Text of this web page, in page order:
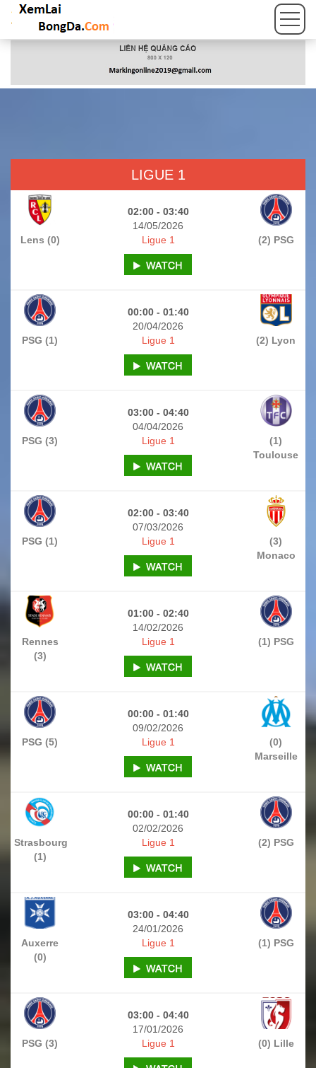
LIGUE 1
02:00 - 03:40
14/05/2026
Lens (0)
(2) PSG
Ligue 1
00:00 - 01:40
20/04/2026
PSG (1)
(2) Lyon
Ligue 1
03:00 - 04:40
04/04/2026
PSG (3)
(1)
Toulouse
Ligue 1
02:00 - 03:40
07/03/2026
PSG (1)
(3)
Monaco
Ligue 1
01:00 - 02:40
14/02/2026
Rennes
(3)
(1) PSG
Ligue 1
00:00 - 01:40
09/02/2026
PSG (5)
(0)
Marseille
Ligue 1
00:00 - 01:40
02/02/2026
Strasbourg
(1)
(2) PSG
Ligue 1
03:00 - 04:40
24/01/2026
Auxerre
(0)
(1) PSG
Ligue 1
03:00 - 04:40
17/01/2026
PSG (3)
(0) Lille
Ligue 1